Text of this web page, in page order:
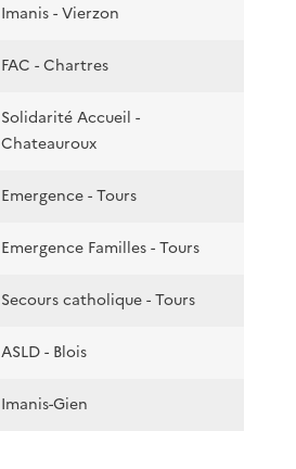
Imanis - Vierzon
FAC - Chartres
Solidarité Accueil -
Chateauroux
Emergence - Tours
Emergence Familles - Tours
Secours catholique - Tours
ASLD - Blois
Imanis-Gien